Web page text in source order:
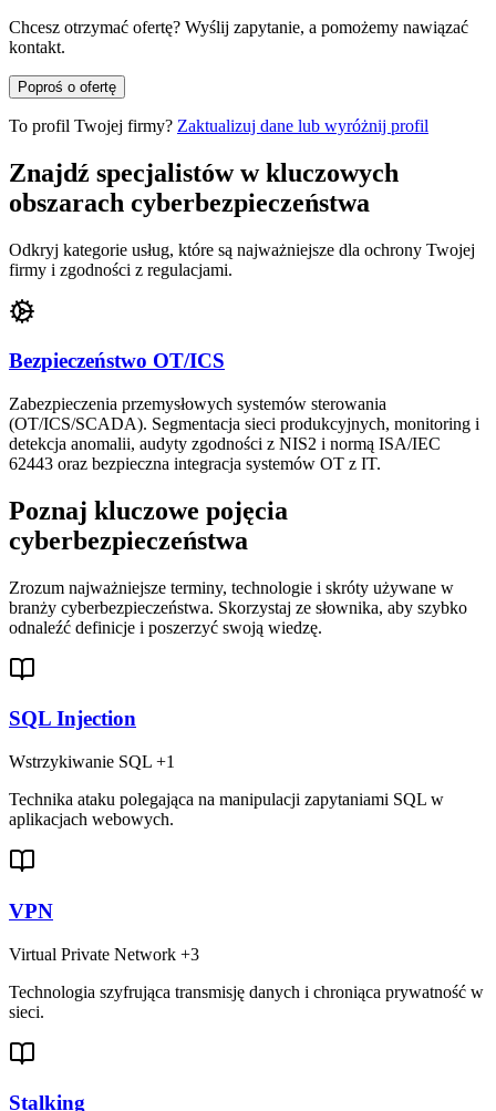
Chcesz otrzymać ofertę? Wyślij zapytanie, a pomożemy nawiązać
kontakt.
Poproś o ofertę
To profil Twojej firmy? Zaktualizuj dane lub wyróżnij profil
Znajdź specjalistów w kluczowych
obszarach cyberbezpieczeństwa
Odkryj kategorie usług, które są najważniejsze dla ochrony Twojej
firmy i zgodności z regulacjami.
Bezpieczeństwo OT/ICS
Zabezpieczenia przemysłowych systemów sterowania
(OT/ICS/SCADA). Segmentacja sieci produkcyjnych, monitoring i
detekcja anomalii, audyty zgodności z NIS2 i normą ISA/IEC
62443 oraz bezpieczna integracja systemów OT z IT.
Poznaj kluczowe pojęcia
cyberbezpieczeństwa
Zrozum najważniejsze terminy, technologie i skróty używane w
branży cyberbezpieczeństwa. Skorzystaj ze słownika, aby szybko
odnaleźć definicje i poszerzyć swoją wiedzę.
SQL Injection
Wstrzykiwanie SQL +1
Technika ataku polegająca na manipulacji zapytaniami SQL w
aplikacjach webowych.
VPN
Virtual Private Network +3
Technologia szyfrująca transmisję danych i chroniąca prywatność w
sieci.
Stalking